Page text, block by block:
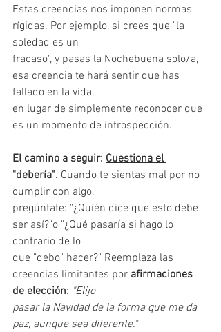
Estas creencias nos imponen normas
rígidas. Por ejemplo, si crees que "la
soledad es un
fracaso", y pasas la Nochebuena solo/a,
esa creencia te hará sentir que has
fallado en la vida,
en lugar de simplemente reconocer que
es un momento de introspección.
El camino a seguir: Cuestiona el
"debería". Cuando te sientas mal por no
cumplir con algo,
pregúntate: "¿Quién dice que esto debe
ser así?"o "¿Qué pasaría si hago lo
contrario de lo
que "debo" hacer?" Reemplaza las
creencias limitantes por afirmaciones
de elección: "Elijo
pasar la Navidad de la forma que me da
paz, aunque sea diferente."